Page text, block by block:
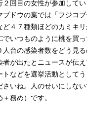
回目の女性が参加して
ドウの葉では「フジコ
４７種類ほどのカミキ
いつものように桃を買
台の感染者数をどう見
が出たとニュースが伝
などを選挙活動としてう
いね。人のせいにしな
務め）です。